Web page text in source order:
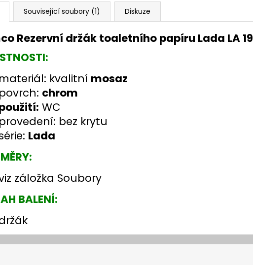
Související soubory (1) Diskuze
Rezervní držák toaletního papíru Lada LA
materiál: kvalitní mosaz
povrch: chrom
WC
provedení: bez krytu
Lada
záložka Soubory
BALENÍ: